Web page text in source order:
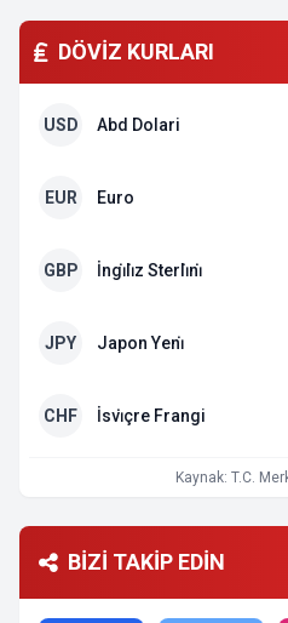
DÖVİZ KURLARI
USD Abd Dolari
EUR Euro
GBP İngi̇li̇z Sterli̇ni̇
JPY Japon Yeni̇
CHF İsvi̇çre Frangi
Kaynak: T.C.
BİZİ TAKİP EDİN